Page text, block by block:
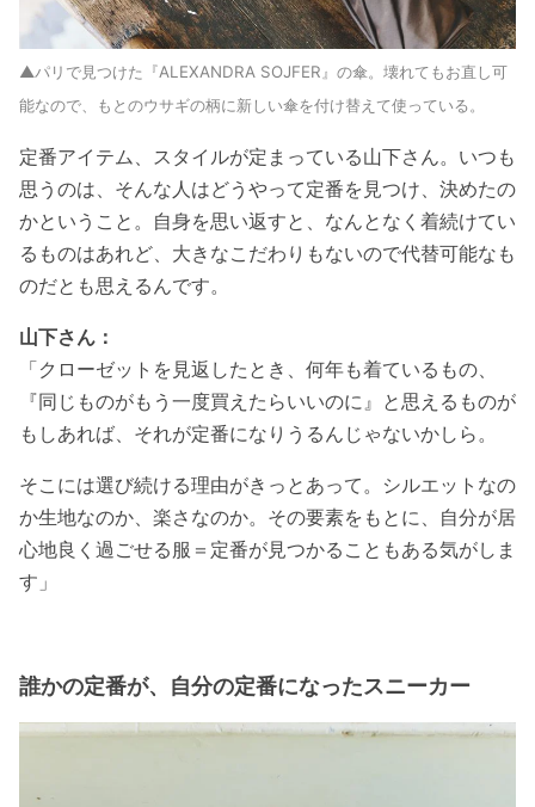
▲パリで見つけた『ALEXANDRA SOJFER』の傘。壊れてもお直し可
能なので、もとのウサギの柄に新しい傘を付け替えて使っている。
定番アイテム、スタイルが定まっている山下さん。いつも
思うのは、そんな人はどうやって定番を見つけ、決めたの
かということ。自身を思い返すと、なんとなく着続けてい
るものはあれど、大きなこだわりもないので代替可能なも
のだとも思えるんです。
山下さん：
「クローゼットを見返したとき、何年も着ているもの、
『同じものがもう一度買えたらいいのに』と思えるものが
もしあれば、それが定番になりうるんじゃないかしら。
そこには選び続ける理由がきっとあって。シルエットなの
か生地なのか、楽さなのか。その要素をもとに、自分が居
心地良く過ごせる服＝定番が見つかることもある気がしま
す 」
誰かの定番が、自分の定番になったスニーカー